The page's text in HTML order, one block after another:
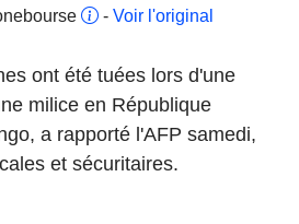
- Voir l'original
ont été tuées lors d'une
milice en République
a rapporté l'AFP samedi,
et sécuritaires.